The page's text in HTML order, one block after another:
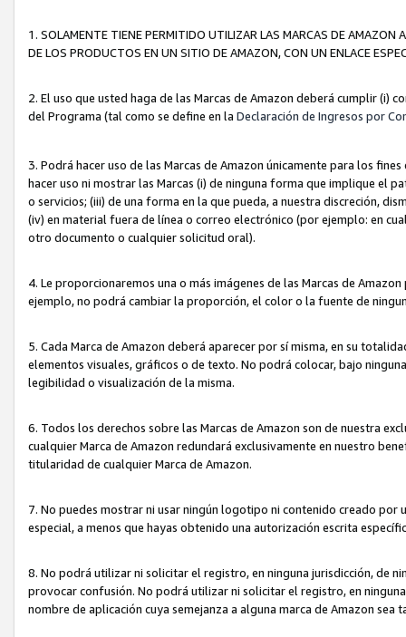
1. SOLAMENTE TIENE PERMITIDO UTILIZAR LAS MARCAS DE
DE LOS PRODUCTOS EN UN SITIO DE AMAZON, CON UN ENLACE
2. El uso que usted haga de las Marcas de Amazon deberá cumplir (i)
del Programa (tal como se define en la Declaración de Ingresos por
3. Podrá hacer uso de las Marcas de Amazon únicamente para los
hacer uso ni mostrar las Marcas (i) de ninguna forma que implique el
o servicios; (iii) de una forma en la que pueda, a nuestra discreción,
(iv) en material fuera de línea o correo electrónico (por ejemplo: en
otro documento o cualquier solicitud oral).
4. Le proporcionaremos una o más imágenes de las Marcas de
ejemplo, no podrá cambiar la proporción, el color o la fuente de
5. Cada Marca de Amazon deberá aparecer por sí misma, en su
elementos visuales, gráficos o de texto. No podrá colocar, bajo
legibilidad o visualización de la misma.
6. Todos los derechos sobre las Marcas de Amazon son de nuestra
cualquier Marca de Amazon redundará exclusivamente en nuestro
titularidad de cualquier Marca de Amazon.
7. No puedes mostrar ni usar ningún logotipo ni contenido creado por
especial, a menos que hayas obtenido una autorización escrita
8. No podrá utilizar ni solicitar el registro, en ninguna jurisdicción, de
provocar confusión. No podrá utilizar ni solicitar el registro, en
nombre de aplicación cuya semejanza a alguna marca de Amazon